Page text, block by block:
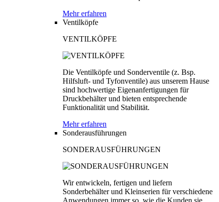
Mehr erfahren
Ventilköpfe
VENTILKÖPFE
Die Ventilköpfe und Sonderventile (z. Bsp.
Hilfsluft- und Tyfonventile) aus unserem Hause
sind hochwertige Eigenanfertigungen für
Druckbehälter und bieten entsprechende
Funktionalität und Stabilität.
Mehr erfahren
Sonderausführungen
SONDERAUSFÜHRUNGEN
Wir entwickeln, fertigen und liefern
Sonderbehälter und Kleinserien für verschiedene
Anwendungen immer so, wie die Kunden sie